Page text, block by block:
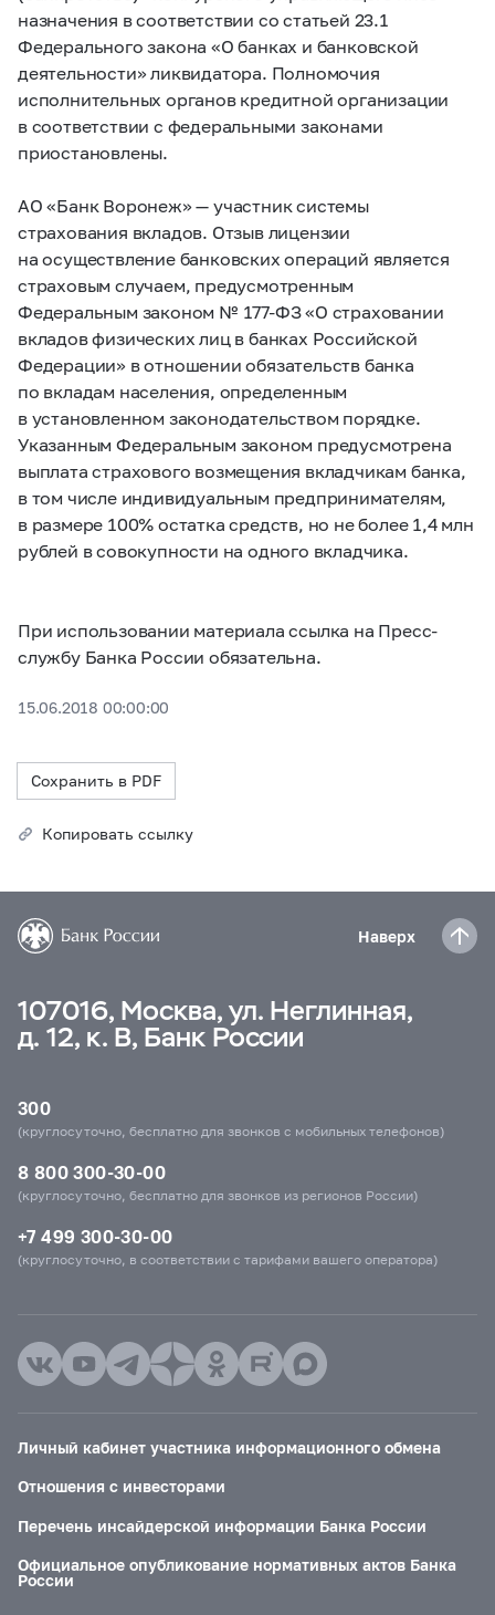
назначения в соответствии со статьей 23.1
Федерального закона «О банках и банковской
деятельности» ликвидатора. Полномочия
исполнительных органов кредитной организации
в соответствии с федеральными законами
приостановлены.
АО «Банк Воронеж» — участник системы
страхования вкладов. Отзыв лицензии
на осуществление банковских операций является
страховым случаем, предусмотренным
Федеральным законом № 177-ФЗ«О страховании
вкладов физических лиц в банках Российской
Федерации» в отношении обязательств банка
по вкладам населения, определенным
в установленном законодательством порядке.
Указанным Федеральным законом предусмотрена
выплата страхового возмещения вкладчикам банка,
в том числе индивидуальным предпринимателям,
в размере 100% остатка средств, но не более 1,4 млн
рублей в совокупности на одного вкладчика.
При использовании материала ссылка на Пресс-
службу Банка России обязательна.
15.06.2018 00:00:00
Сохранить в PDF
Копировать ссылку
Наверх
107016, Москва, ул. Неглинная,
д. 12, к. В, Банк России
300
(круглосуточно, бесплатно для звонков с мобильных телефонов)
8 800 300-30-00
(круглосуточно, бесплатно для звонков из регионов России)
+7 499 300-30-00
(круглосуточно, в соответствии с тарифами вашего оператора)
Личный кабинет участника информационного обмена
Отношения с инвесторами
Перечень инсайдерской информации Банка России
Официальное опубликование нормативных актов Банка
России